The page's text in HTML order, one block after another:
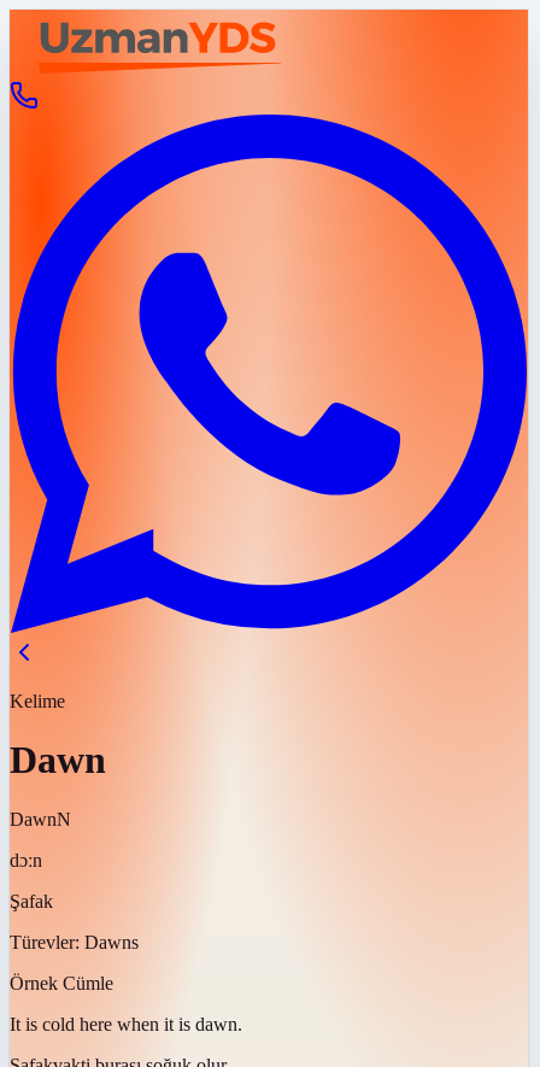
Kelime
Dawn
DawnN
dɔːn
Şafak
Türevler: Dawns
Örnek Cümle
It is cold here when it is dawn.